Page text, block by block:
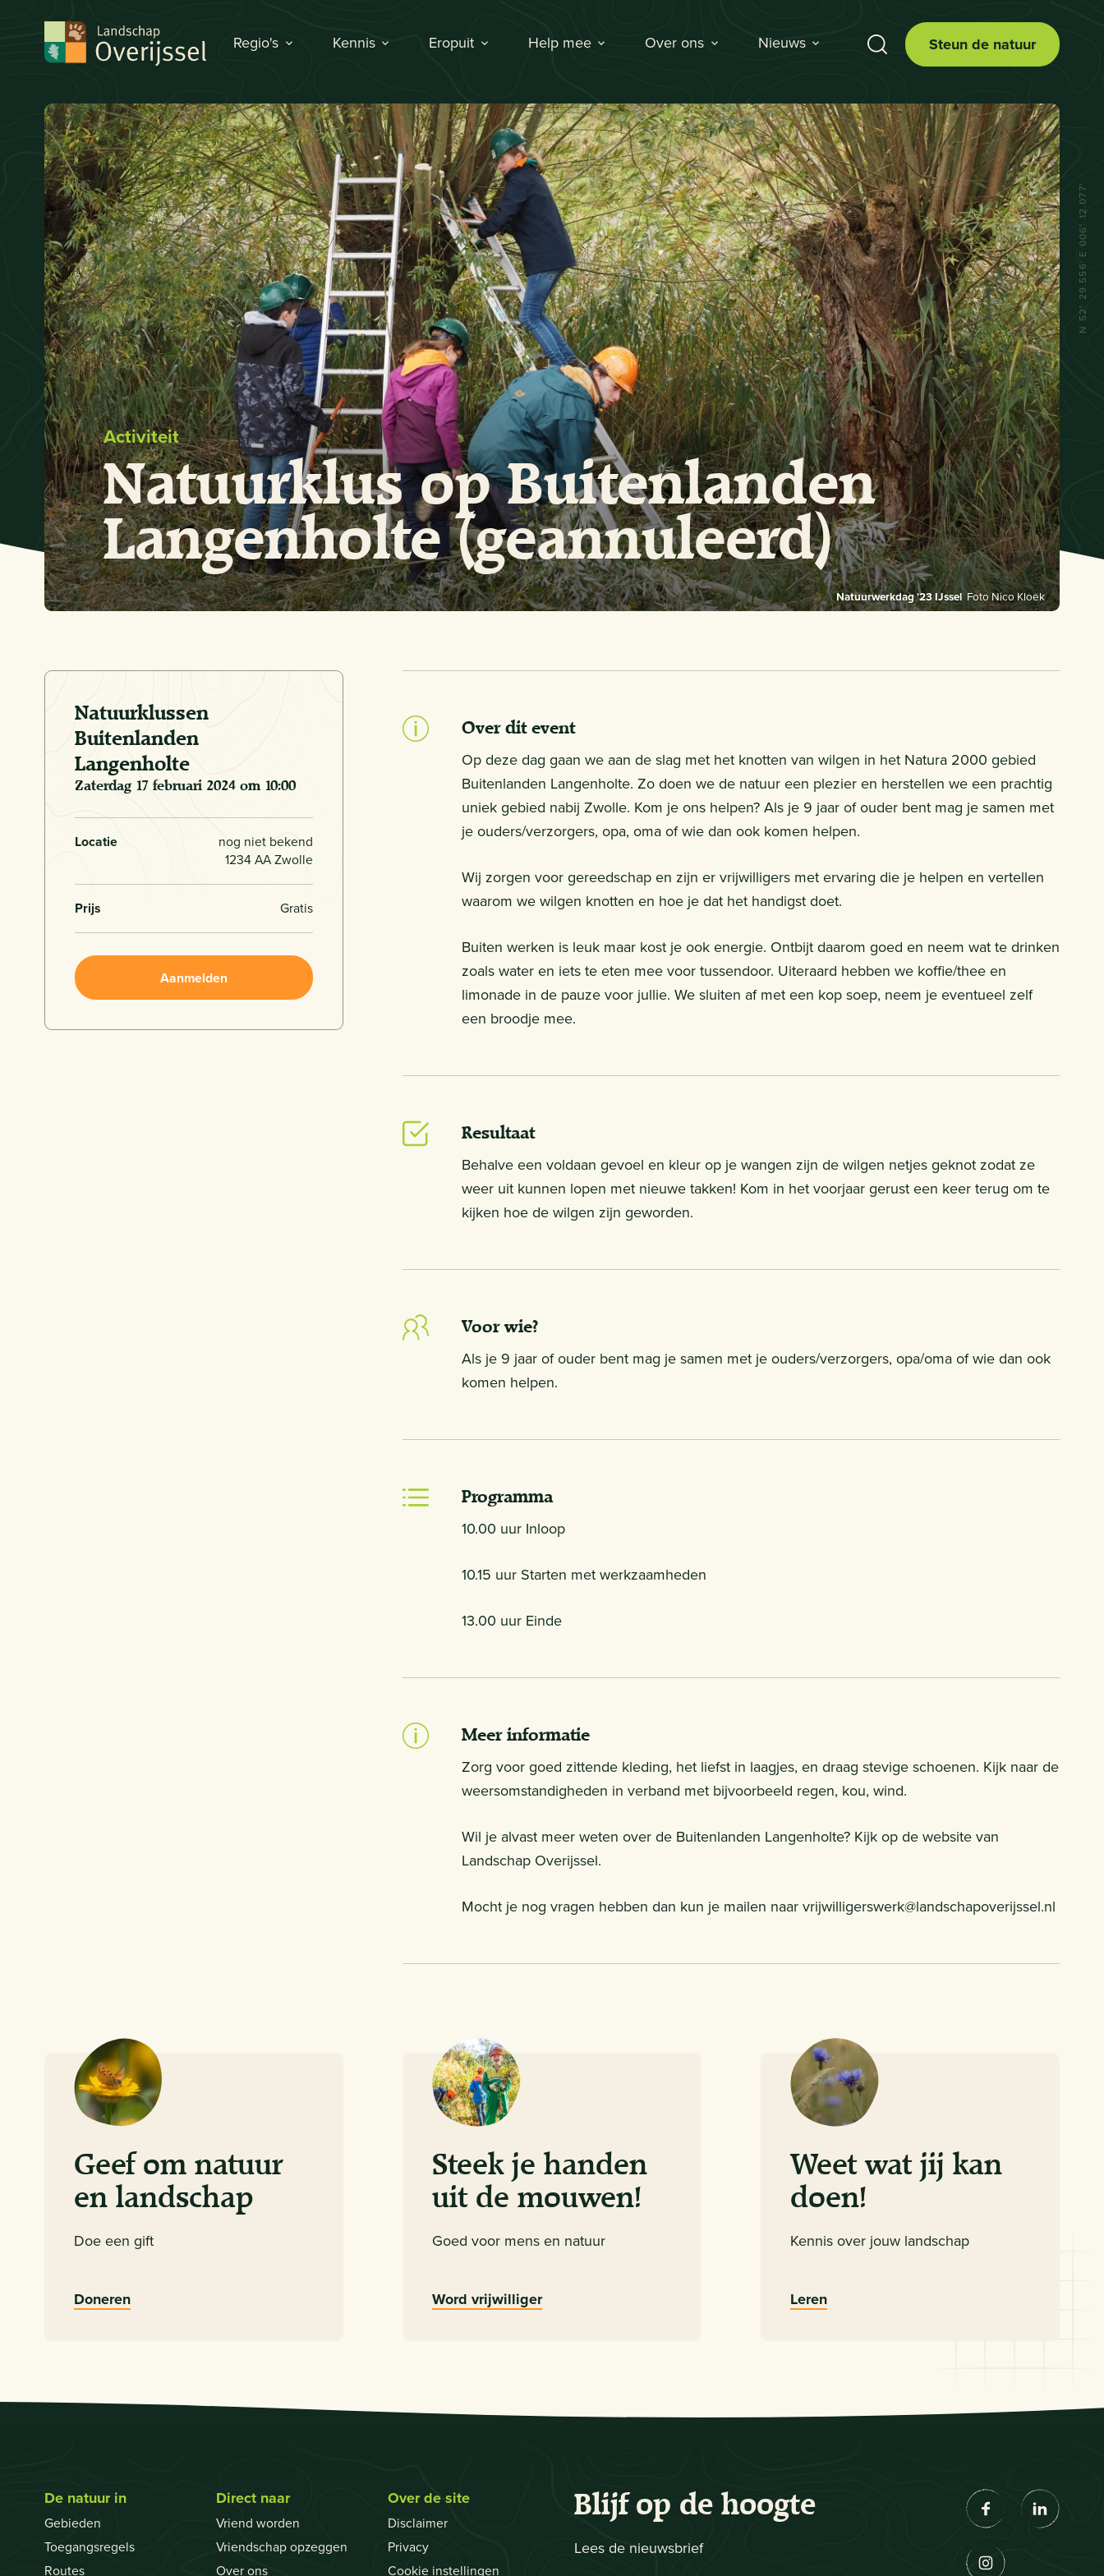
Regio's Kennis Eropuit Help mee Over ons Nieuws Steun de natuur
Activiteit
Natuurklus op Buitenlanden
Langenholte (geannuleerd)
Natuurwerkdag '23 IJssel Foto Nico Kloek
N 52° 29.556' E 006° 12.077'
Natuurklussen
Buitenlanden
Langenholte
zaterdag 17 februari 2024 om 10:00
Locatie
nog niet bekend
1234 AA Zwolle
Prijs Gratis
Aanmelden
Over dit event
Op deze dag gaan we aan de slag met het knotten van wilgen in het Natura 2000 gebied
Buitenlanden Langenholte. Zo doen we de natuur een plezier en herstellen we een prachtig
uniek gebied nabij Zwolle. Kom je ons helpen? Als je 9 jaar of ouder bent mag je samen met
je ouders/verzorgers, opa, oma of wie dan ook komen helpen.
Wij zorgen voor gereedschap en zijn er vrijwilligers met ervaring die je helpen en vertellen
waarom we wilgen knotten en hoe je dat het handigst doet.
Buiten werken is leuk maar kost je ook energie. Ontbijt daarom goed en neem wat te drinken
zoals water en iets te eten mee voor tussendoor. Uiteraard hebben we koffie/thee en
limonade in de pauze voor jullie. We sluiten af met een kop soep, neem je eventueel zelf
een broodje mee.
Resultaat
Behalve een voldaan gevoel en kleur op je wangen zijn de wilgen netjes geknot zodat ze
weer uit kunnen lopen met nieuwe takken! Kom in het voorjaar gerust een keer terug om te
kijken hoe de wilgen zijn geworden.
Voor wie?
Als je 9 jaar of ouder bent mag je samen met je ouders/verzorgers, opa/oma of wie dan ook
komen helpen.
Programma
10.00 uur Inloop
10.15 uur Starten met werkzaamheden
13.00 uur Einde
Meer informatie
Zorg voor goed zittende kleding, het liefst in laagjes, en draag stevige schoenen. Kijk naar de
weersomstandigheden in verband met bijvoorbeeld regen, kou, wind.
Wil je alvast meer weten over de Buitenlanden Langenholte? Kijk op de website van
Landschap Overijssel.
Mocht je nog vragen hebben dan kun je mailen naar vrijwilligerswerk@landschapoverijssel.nl
Geef om natuur
en landschap
Doe een gift
Doneren
Steek je handen
uit de mouwen!
Goed voor mens en natuur
Word vrijwilliger
Weet wat jij kan
doen!
Kennis over jouw landschap
Leren
De natuur in
Gebieden
Toegangsregels
Routes
Direct naar
Vriend worden
Vriendschap opzeggen
Over ons
Over de site
Disclaimer
Privacy
Cookie instellingen
Blijf op de hoogte
Lees de nieuwsbrief